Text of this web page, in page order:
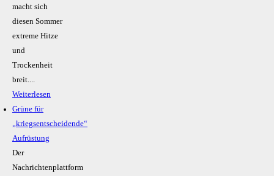
macht sich
diesen Sommer
extreme Hitze
und
Trockenheit
breit....
Weiterlesen
Grüne für
„kriegsentscheidende“
Aufrüstung
Der
Nachrichtenplattform